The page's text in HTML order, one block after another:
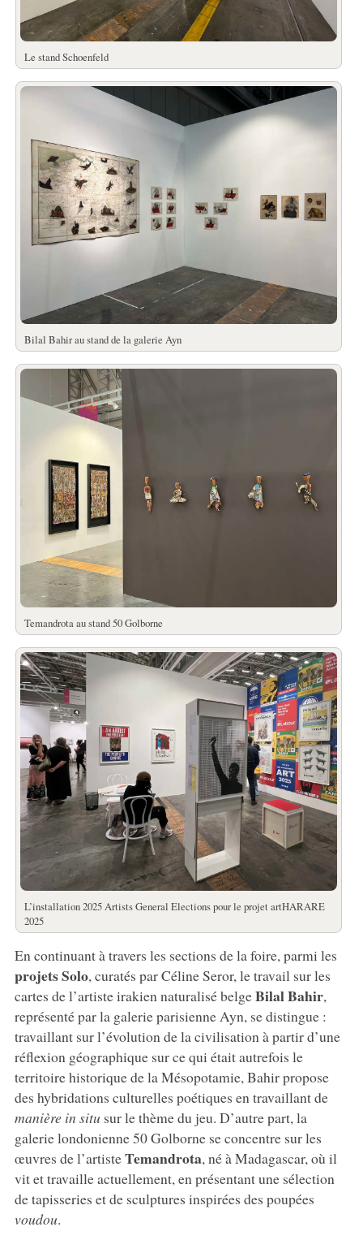
Le stand Schoenfeld
Bilal Bahir au stand de la galerie Ayn
Temandrota au stand 50 Golborne
L’installation 2025 Artists General Elections pour le projet artHARARE
2025
En continuant à travers les sections de la foire, parmi les
projets Solo, curatés par Céline Seror, le travail sur les
cartes de l’artiste irakien naturalisé belgeBilal Bahir,
représenté par la galerie parisienne Ayn, se distingue :
travaillant sur l’évolution de la civilisation à partir d’une
réflexion géographique sur ce qui était autrefois le
territoire historique de la Mésopotamie, Bahir propose
des hybridations culturelles poétiques en travaillant de
manière in situ sur le thème du jeu. D’autre part, la
galerie londonienne 50 Golborne se concentre sur les
œuvres de l’artisteTemandrota, né à Madagascar, où il
vit et travaille actuellement, en présentant une sélection
de tapisseries et de sculptures inspirées des poupées
voudou.